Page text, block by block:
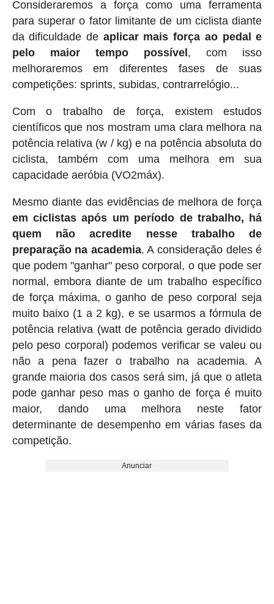
Consideraremos a força como uma ferramenta
para superar o fator limitante de um ciclista diante
da dificuldade de aplicar mais força ao pedal e
pelo maior tempo possível , com isso
melhoraremos em diferentes fases de suas
competições: sprints, subidas, contrarrelógio...
Com o trabalho de força, existem estudos
científicos que nos mostram uma clara melhora na
potência relativa (w / kg) e na potência absoluta do
ciclista, também com uma melhora em sua
capacidade aeróbia (VO2máx).
Mesmo diante das evidências de melhora de força
em ciclistas após um período de trabalho, há
quem não acredite nesse trabalho de
preparação na academia. A consideração deles é
que podem "ganhar" peso corporal, o que pode ser
normal, embora diante de um trabalho específico
de força máxima, o ganho de peso corporal seja
muito baixo (1 a 2 kg), e se usarmos a fórmula de
potência relativa (watt de potência gerado dividido
pelo peso corporal) podemos verificar se valeu ou
não a pena fazer o trabalho na academia. A
grande maioria dos casos será sim, já que o atleta
pode ganhar peso mas o ganho de força é muito
maior, dando uma melhora neste fator
determinante de desempenho em várias fases da
competição.
Anunciar